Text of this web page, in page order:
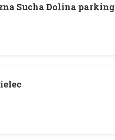
Sucha Dolina parking